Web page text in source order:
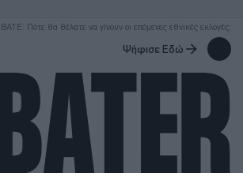
Πότε θα θέλατε να γίνουν οι επόμενες εθνικές εκλογές;
Ψήφισε Εδώ